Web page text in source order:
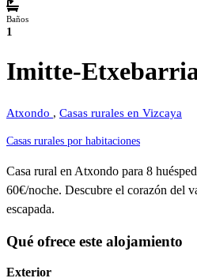
Baños
1
Imitte-
Atxondo , Casas rurales en Vizcaya
Casas rurales por habitaciones
Casa rural en Atxondo para 8
60€/noche. Descubre el corazón del
escapada.
Qué ofrece este alojamiento
Exterior